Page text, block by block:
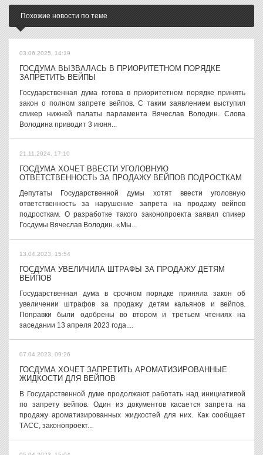
Похожие новости по теме
03.06.2025, 14:19
ГОСДУМА ВЫЗВАЛАСЬ В ПРИОРИТЕТНОМ ПОРЯДКЕ
ЗАПРЕТИТЬ ВЕЙПЫ
Государственная дума готова в приоритетном порядке принять
закон о полном запрете вейпов. С таким заявлением выступил
спикер нижней палаты парламента Вячеслав Володин. Слова
Володина приводит 3 июня...
21.11.2024, 17:10
ГОСДУМА ХОЧЕТ ВВЕСТИ УГОЛОВНУЮ
ОТВЕТСТВЕННОСТЬ ЗА ПРОДАЖУ ВЕЙПОВ ПОДРОСТКАМ
Депутаты Государственной думы хотят ввести уголовную
ответственность за нарушение запрета на продажу вейпов
подросткам. О разработке такого законопроекта заявил спикер
Госдумы Вячеслав Володин. «Мы...
13.04.2023, 15:54
ГОСДУМА УВЕЛИЧИЛА ШТРАФЫ ЗА ПРОДАЖУ ДЕТЯМ
ВЕЙПОВ
Государственная дума в срочном порядке приняла закон об
увеличении штрафов за продажу детям кальянов и вейпов.
Поправки были одобрены во втором и третьем чтениях на
заседании 13 апреля 2023 года....
07.04.2023, 09:26
ГОСДУМА ХОЧЕТ ЗАПРЕТИТЬ АРОМАТИЗИРОВАННЫЕ
ЖИДКОСТИ ДЛЯ ВЕЙПОВ
В Государственной думе продолжают работать над инициативой
по запрету вейпов. Один из документов касается запрета на
продажу ароматизированных жидкостей для них. Как сообщает
ТАСС, законопроект...